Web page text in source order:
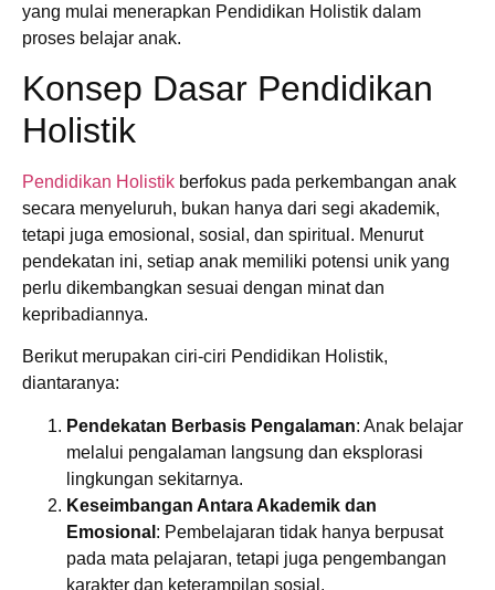
yang mulai menerapkan Pendidikan Holistik dalam
proses belajar anak.
Konsep Dasar Pendidikan
Holistik
Pendidikan Holistik berfokus pada perkembangan anak
secara menyeluruh, bukan hanya dari segi akademik,
tetapi juga emosional, sosial, dan spiritual. Menurut
pendekatan ini, setiap anak memiliki potensi unik yang
perlu dikembangkan sesuai dengan minat dan
kepribadiannya.
Berikut merupakan ciri-ciri Pendidikan Holistik,
diantaranya:
Pendekatan Berbasis Pengalaman: Anak belajar
melalui pengalaman langsung dan eksplorasi
lingkungan sekitarnya.
Keseimbangan Antara Akademik dan
Emosional : Pembelajaran tidak hanya berpusat
pada mata pelajaran, tetapi juga pengembangan
karakter dan keterampilan sosial.